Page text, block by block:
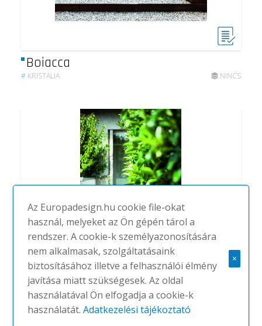
Boiacca
# KRISTALIA NINCS
Elephant outdoor
#KRISTALIA
Az Europadesign.hu cookie file-okat
használ, melyeket az Ön gépén tárol a
rendszer. A cookie-k személyazonosítására
nem alkalmasak, szolgáltatásaink
biztosításához illetve a felhasználói élmény
javítása miatt szükségesek. Az oldal
használatával Ön elfogadja a cookie-k
használatát.Adatkezelési tájékoztató
×